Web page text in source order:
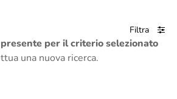
Filtra
per il criterio selezionato
una nuova ricerca.